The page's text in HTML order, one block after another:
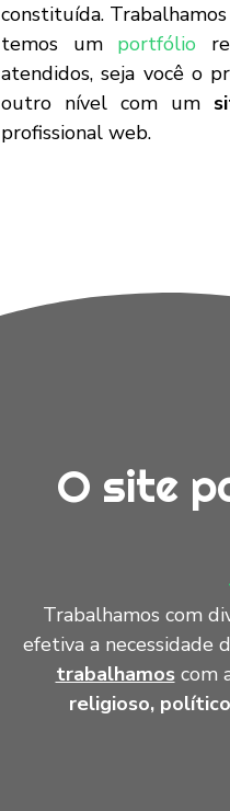
constituída.
temos um portfólio
atendidos, seja você o
outro nível com um
profissional web.
O site
Trabalhamos com
efetiva a necessidade
trabalhamos com
religioso,